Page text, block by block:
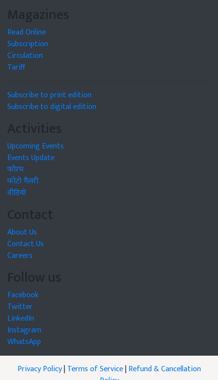
Magazines
Read Online
Subscription
Circulation
Tariff
Subscribe to print edition
Subscribe to digital edition
Activities
Upcoming Events
Events Update
फोरम
फोटो गैलरी
वीडियो
Contact
About Us
Contact Us
Careers
Follow us
Facebook
Twitter
LinkedIn
Instagram
WhatsApp
Privacy Policy|Terms of Service|Refund & Cancellation